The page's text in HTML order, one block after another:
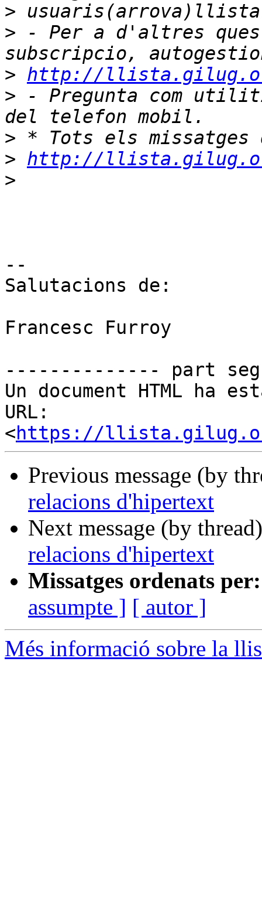
>
> - Per a d'altres
> http://
> - Pregunta com
>
> http://
>
--
Salutacions de:
Francesc Furroy
-------------- part
Un document HTML ha
URL:
<https://llista.gilug.org/
Previous message (by
relacions d'hipertext
Next message (by
relacions d'hipertext
Missatges ordenats per:
assumpte ] [ autor ]
Més informació sobre la